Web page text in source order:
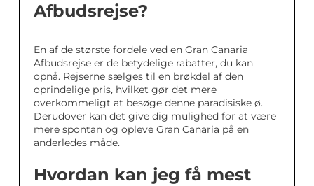
Afbudsrejse?
En af de største fordele ved en Gran Canaria
Afbudsrejse er de betydelige rabatter, du kan
opnå. Rejserne sælges til en brøkdel af den
oprindelige pris, hvilket gør det mere
overkommeligt at besøge denne paradisiske ø.
Derudover kan det give dig mulighed for at være
mere spontan og opleve Gran Canaria på en
anderledes måde.
Hvordan kan jeg få mest